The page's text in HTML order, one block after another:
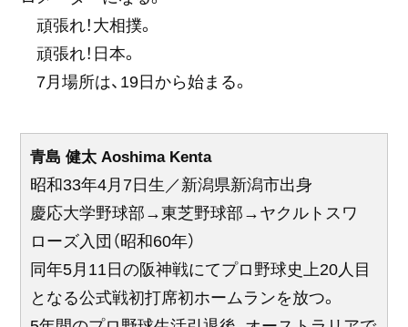
頑張れ！大相撲。
頑張れ！日本。
7月場所は、19日から始まる。
青島 健太 Aoshima Kenta
昭和33年4月7日生／新潟県新潟市出身
慶応大学野球部→東芝野球部→ヤクルトスワ
ローズ入団（昭和60年）
同年5月11日の阪神戦にてプロ野球史上20人目
となる公式戦初打席初ホームランを放つ。